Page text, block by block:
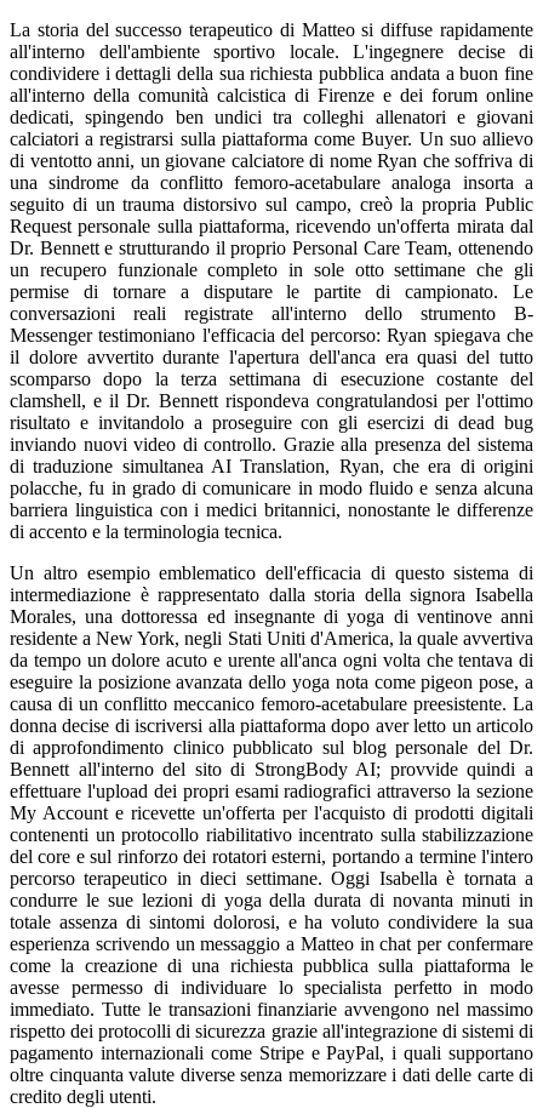
La storia del successo terapeutico di Matteo si diffuse rapidamente
all'interno dell'ambiente sportivo locale. L'ingegnere decise di
condividere i dettagli della sua richiesta pubblica andata a buon fine
all'interno della comunità calcistica di Firenze e dei forum online
dedicati, spingendo ben undici tra colleghi allenatori e giovani
calciatori a registrarsi sulla piattaforma come Buyer. Un suo allievo
di ventotto anni, un giovane calciatore di nome Ryan che soffriva di
una sindrome da conflitto femoro-acetabulare analoga insorta a
seguito di un trauma distorsivo sul campo, creò la propria Public
Request personale sulla piattaforma, ricevendo un'offerta mirata dal
Dr. Bennett e strutturando il proprio Personal Care Team, ottenendo
un recupero funzionale completo in sole otto settimane che gli
permise di tornare a disputare le partite di campionato. Le
conversazioni reali registrate all'interno dello strumento B-
Messenger testimoniano l'efficacia del percorso: Ryan spiegava che
il dolore avvertito durante l'apertura dell'anca era quasi del tutto
scomparso dopo la terza settimana di esecuzione costante del
clamshell, e il Dr. Bennett rispondeva congratulandosi per l'ottimo
risultato e invitandolo a proseguire con gli esercizi di dead bug
inviando nuovi video di controllo. Grazie alla presenza del sistema
di traduzione simultanea AI Translation, Ryan, che era di origini
polacche, fu in grado di comunicare in modo fluido e senza alcuna
barriera linguistica con i medici britannici, nonostante le differenze
di accento e la terminologia tecnica.
Un altro esempio emblematico dell'efficacia di questo sistema di
intermediazione è rappresentato dalla storia della signora Isabella
Morales, una dottoressa ed insegnante di yoga di ventinove anni
residente a New York, negli Stati Uniti d'America, la quale avvertiva
da tempo un dolore acuto e urente all'anca ogni volta che tentava di
eseguire la posizione avanzata dello yoga nota come pigeon pose, a
causa di un conflitto meccanico femoro-acetabulare preesistente. La
donna decise di iscriversi alla piattaforma dopo aver letto un articolo
di approfondimento clinico pubblicato sul blog personale del Dr.
Bennett all'interno del sito di StrongBody AI; provvide quindi a
effettuare l'upload dei propri esami radiografici attraverso la sezione
My Account e ricevette un'offerta per l'acquisto di prodotti digitali
contenenti un protocollo riabilitativo incentrato sulla stabilizzazione
del core e sul rinforzo dei rotatori esterni, portando a termine l'intero
percorso terapeutico in dieci settimane. Oggi Isabella è tornata a
condurre le sue lezioni di yoga della durata di novanta minuti in
totale assenza di sintomi dolorosi, e ha voluto condividere la sua
esperienza scrivendo un messaggio a Matteo in chat per confermare
come la creazione di una richiesta pubblica sulla piattaforma le
avesse permesso di individuare lo specialista perfetto in modo
immediato. Tutte le transazioni finanziarie avvengono nel massimo
rispetto dei protocolli di sicurezza grazie all'integrazione di sistemi di
pagamento internazionali come Stripe e PayPal, i quali supportano
oltre cinquanta valute diverse senza memorizzare i dati delle carte di
credito degli utenti.